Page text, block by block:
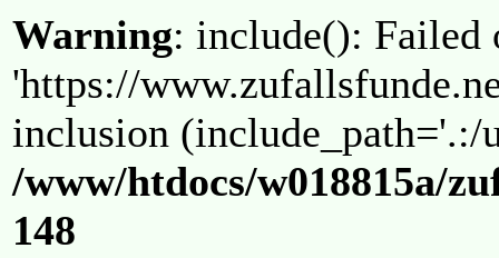
Warning: include(): Failed
'https://
inclusion (include_path='.:/
/www/htdocs/w018815a/
148